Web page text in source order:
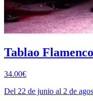
Tablao
34.00€
Del 22 de junio al 2 de